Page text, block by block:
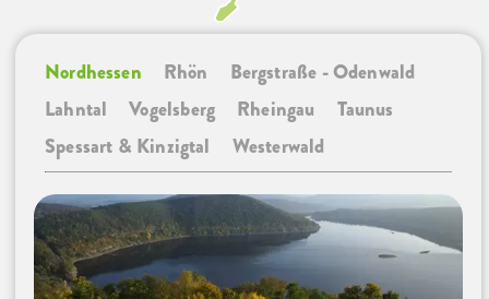
Nordhessen Rhön
Bergstraße - Odenwald
Lahntal
Vogelsberg Rheingau
Taunus
Spessart & Kinzigtal
Westerwald